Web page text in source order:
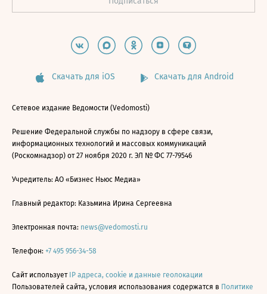
Скачать для iOS Скачать для Android
Сетевое издание Ведомости (Vedomosti)
Решение Федеральной службы по надзору в сфере связи,
информационных технологий и массовых коммуникаций
(Роскомнадзор) от 27 ноября 2020 г. ЭЛ № ФС 77-79546
Учредитель: АО «Бизнес Ньюс Медиа»
Главный редактор: Казьмина Ирина Сергеевна
Электронная почта: news@vedomosti.ru
Телефон: +7 495 956-34-58
Сайт использует IP адреса, cookie и данные геолокации
Пользователей сайта, условия использования содержатся в Политике